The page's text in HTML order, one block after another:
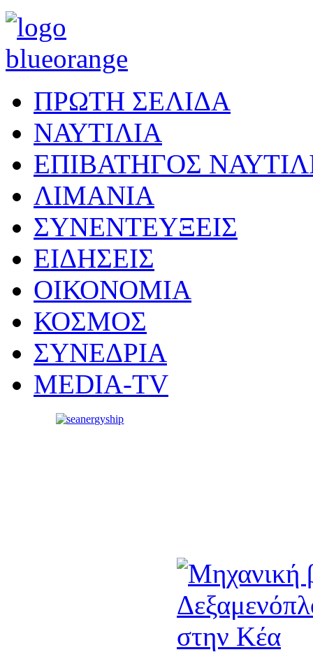
ΠΡΩΤΗ ΣΕΛΙΔΑ
ΝΑΥΤΙΛΙΑ
ΕΠΙΒΑΤΗΓΟΣ
ΛΙΜΑΝΙΑ
ΣΥΝΕΝΤΕΥΞΕΙΣ
ΕΙΔΗΣΕΙΣ
ΟΙΚΟΝΟΜΙΑ
ΚΟΣΜΟΣ
ΣΥΝΕΔΡΙΑ
MEDIA-TV